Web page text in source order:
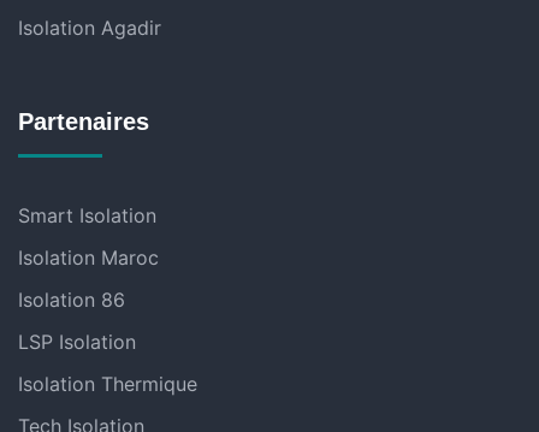
Isolation Agadir
Partenaires
Smart Isolation
Isolation Maroc
Isolation 86
LSP Isolation
Isolation Thermique
Tech Isolation